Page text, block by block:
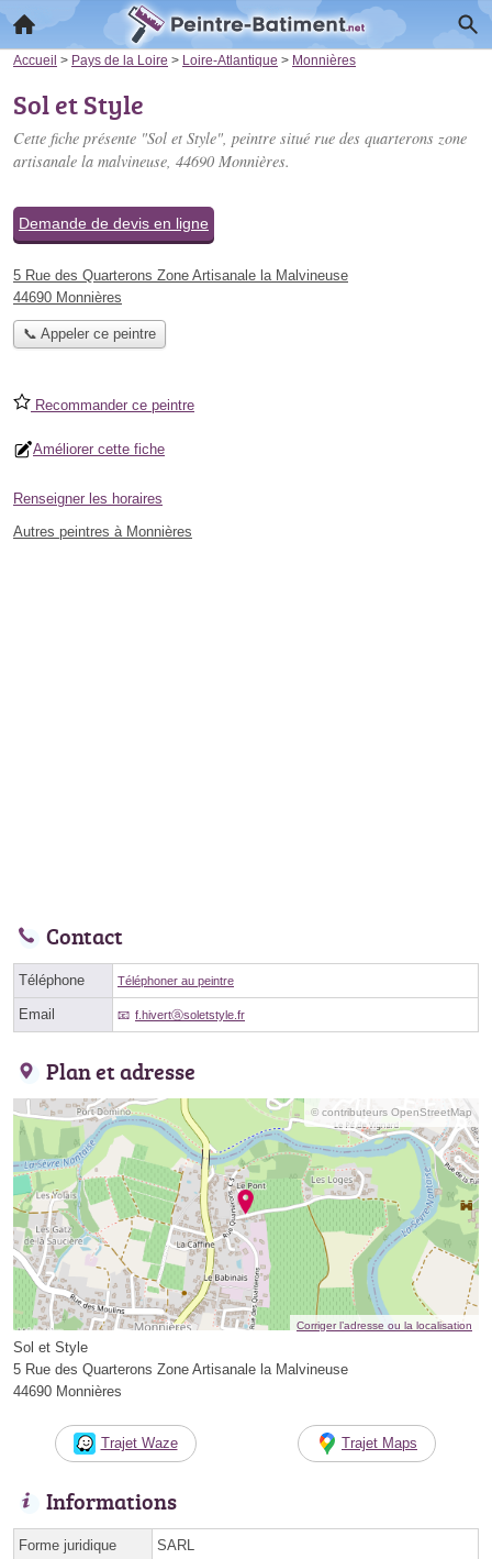
Accueil > Pays de la Loire > Loire-Atlantique > Monnières
Sol et Style
Cette fiche présente "Sol et Style", peintre situé rue des quarterons zone
artisanale la malvineuse, 44690 Monnières.
Demande de devis en ligne
5 Rue des Quarterons Zone Artisanale la Malvineuse
44690 Monnières
📞 Appeler ce peintre
Recommander ce peintre
Améliorer cette fiche
Renseigner les horaires
Autres peintres à Monnières
Contact
Téléphone Téléphoner au peintre
Email f.hivertⓐsoletstyle.fr
Plan et adresse
© contributeurs OpenStreetMap
Corriger l’adresse ou la localisation
Sol et Style
5 Rue des Quarterons Zone Artisanale la Malvineuse
44690 Monnières
Trajet Waze Trajet Maps
Informations
Forme juridique SARL